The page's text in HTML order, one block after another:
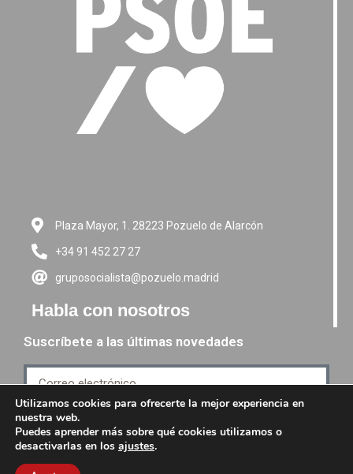
Plaza Mayor, 1. 28223 Pozuelo de Alarcón
+34 91 452 27 27
gruposocialista@pozuelo.madrid
Habla con nosotros
Suscríbete a las últimas novedades
Suscríbete
Utilizamos cookies para ofrecerte la mejor experiencia en
nuestra web.
Puedes aprender más sobre qué cookies utilizamos o
desactivarlas en los ajustes.